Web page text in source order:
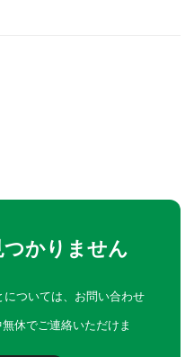
かりません
ついては、お問い合わせ
休でご連絡いただけま